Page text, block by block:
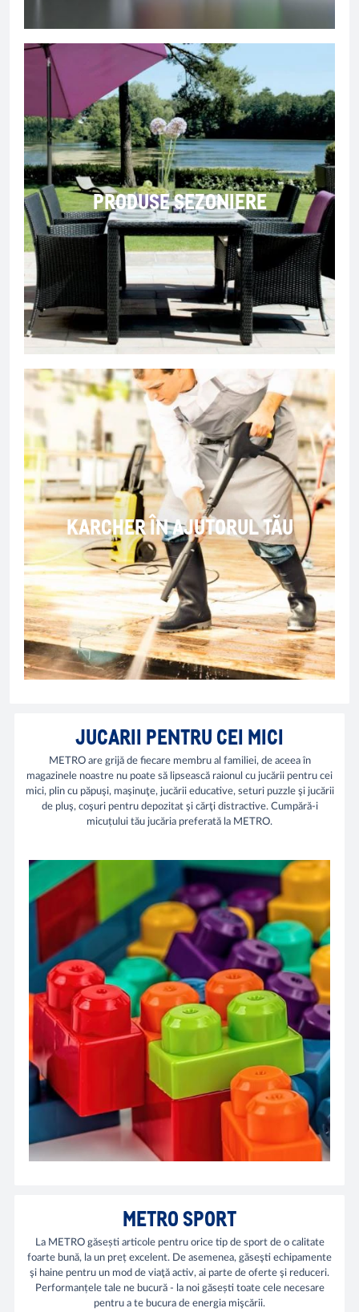
PRODUSE SEZONIERE
KARCHER ÎN AJUTORUL TĂU
JUCARII PENTRU CEI MICI
METRO are grijă de fiecare membru al familiei, de aceea în
magazinele noastre nu poate să lipsească raionul cu jucării pentru cei
mici, plin cu păpuşi, maşinuţe, jucării educative, seturi puzzle şi jucării
de pluş, coşuri pentru depozitat şi cărţi distractive. Cumpără-i
micuțului tău jucăria preferată la METRO.
METRO SPORT
La METRO găsești articole pentru orice tip de sport de o calitate
foarte bună, la un preț excelent. De asemenea, găseşti echipamente
şi haine pentru un mod de viaţă activ, ai parte de oferte şi reduceri.
Performanțele tale ne bucură - la noi găsești toate cele necesare
pentru a te bucura de energia mişcării.